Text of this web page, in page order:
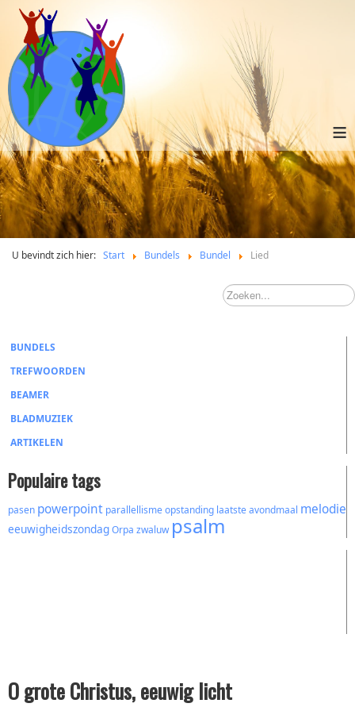
≡
U bevindt zich hier: Start Bundels Bundel Lied
BUNDELS
TREFWOORDEN
BEAMER
BLADMUZIEK
ARTIKELEN
Populaire tags
pasen powerpoint parallellismeopstanding laatste avondmaal melodie
eeuwigheidszondagOrpa zwaluw psalm
O grote Christus, eeuwig licht